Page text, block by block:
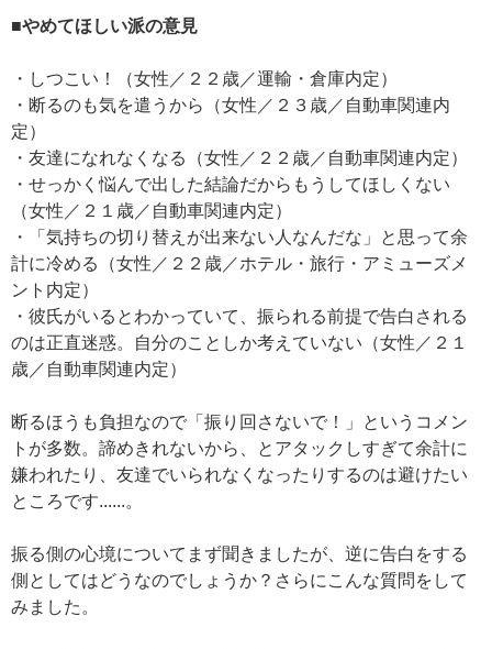
■やめてほしい派の意見
・しつこい！（女性／２２歳／運輸・倉庫内定）
・断るのも気を遣うから（女性／２３歳／自動車関連内
定）
・友達になれなくなる（女性／２２歳／自動車関連内定）
・せっかく悩んで出した結論だからもうしてほしくない
（女性／２１歳／自動車関連内定）
・「気持ちの切り替えが出来ない人なんだな」と思って余
計に冷める（女性／２２歳／ホテル・旅行・アミューズメ
ント内定）
・彼氏がいるとわかっていて、振られる前提で告白される
のは正直迷惑。自分のことしか考えていない（女性／２１
歳／自動車関連内定）
断るほうも負担なので「振り回さないで！」というコメン
トが多数。諦めきれないから、とアタックしすぎて余計に
嫌われたり、友達でいられなくなったりするのは避けたい
ところです......。
振る側の心境についてまず聞きましたが、逆に告白をする
側としてはどうなのでしょうか？さらにこんな質問をして
みました。